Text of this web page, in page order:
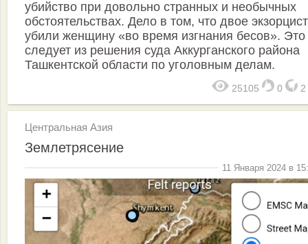
убийство при довольно странных и необычных
обстоятельствах. Дело в том, что двое
убили женщину «во время изгнания бесов». Это
следует из решения суда Аккурганского района
Ташкентской области по уголовным делам.
25105 0 2
Центральная Азия
Землетрясение
11 Января 2024 в